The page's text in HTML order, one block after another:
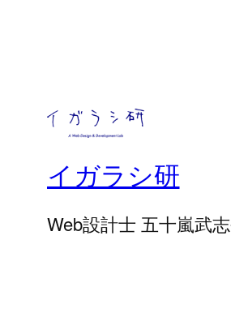
イガラシ研
Web設計士 五十嵐武